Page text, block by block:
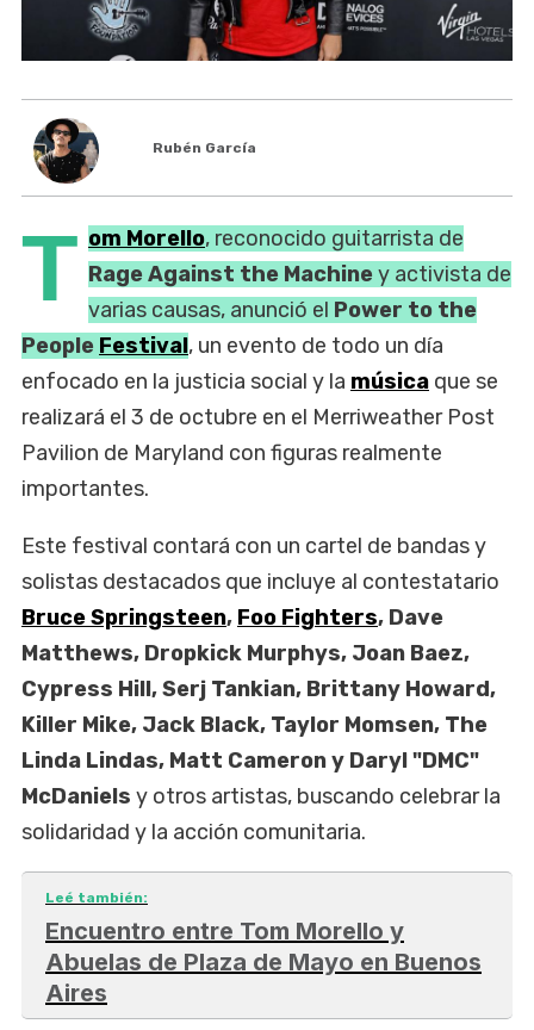
Rubén García
T om Morello, reconocido guitarrista de
Rage Against the Machine y activista de
varias causas, anunció el Power to the
People Festival, un evento de todo un día
enfocado en la justicia social y la música que se
realizará el 3 de octubre en el Merriweather Post
Pavilion de Maryland con figuras realmente
importantes.
Este festival contará con un cartel de bandas y
solistas destacados que incluye al contestatario
Bruce Springsteen, Foo Fighters, Dave
Matthews, Dropkick Murphys, Joan Baez,
Cypress Hill, Serj Tankian, Brittany Howard,
Killer Mike, Jack Black, Taylor Momsen, The
Linda Lindas, Matt Cameron y Daryl "DMC"
McDaniels y otros artistas, buscando celebrar la
solidaridad y la acción comunitaria.
Leé también:
Encuentro entre Tom Morello y
Abuelas de Plaza de Mayo en Buenos
Aires